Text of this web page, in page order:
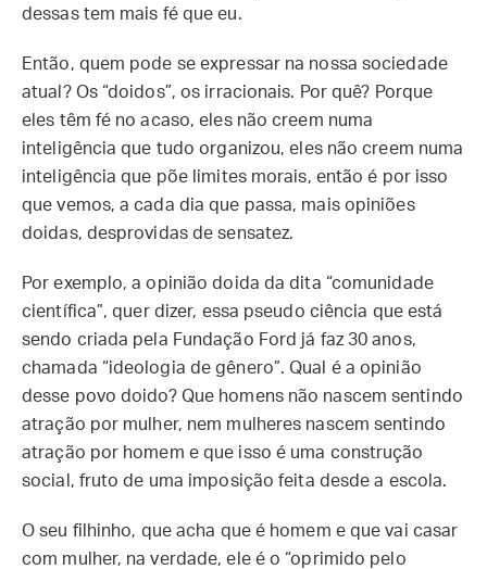
dessas tem mais fé que eu.
Então, quem pode se expressar na nossa sociedade
atual? Os “doidos”, os irracionais. Por quê? Porque
eles têm fé no acaso, eles não creem numa
inteligência que tudo organizou, eles não creem numa
inteligência que põe limites morais, então é por isso
que vemos, a cada dia que passa, mais opiniões
doidas, desprovidas de sensatez.
Por exemplo, a opinião doida da dita “comunidade
científica”, quer dizer, essa pseudo ciência que está
sendo criada pela Fundação Ford já faz 30 anos,
chamada “ideologia de gênero”. Qual é a opinião
desse povo doido? Que homens não nascem sentindo
atração por mulher, nem mulheres nascem sentindo
atração por homem e que isso é uma construção
social, fruto de uma imposição feita desde a escola.
O seu filhinho, que acha que é homem e que vai casar
com mulher, na verdade, ele é o “oprimido pelo